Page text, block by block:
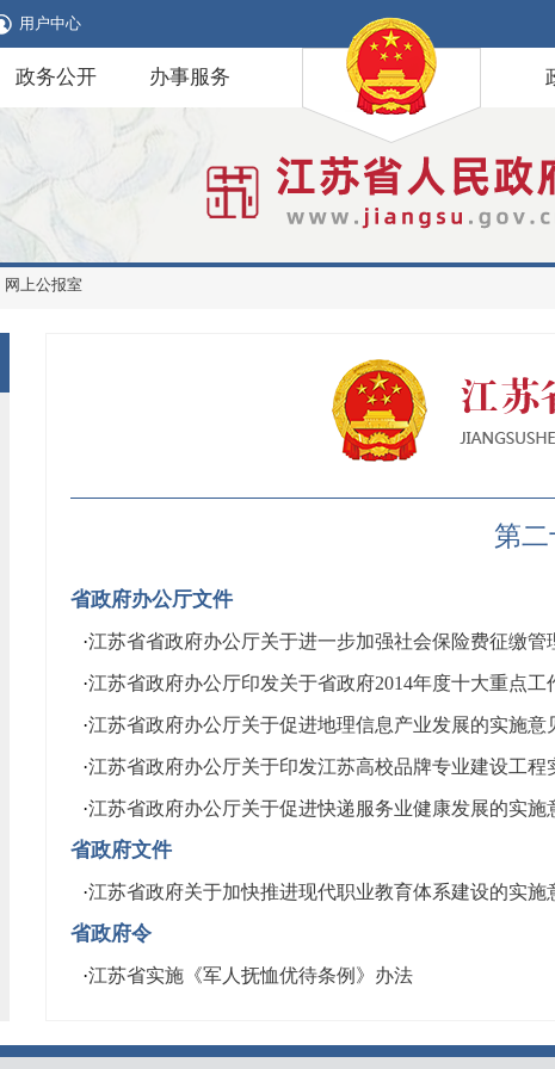
用户中心
政务公开 办事服务
网上公报室
第二
省政府办公厅文件
·江苏省省政府办公厅关于进一步加强社会保险费征缴管
·江苏省政府办公厅印发关于省政府2014年度十大重点
·江苏省政府办公厅关于促进地理信息产业发展的实施意
·江苏省政府办公厅关于印发江苏高校品牌专业建设工程
·江苏省政府办公厅关于促进快递服务业健康发展的实施
省政府文件
·江苏省政府关于加快推进现代职业教育体系建设的实施
省政府令
·江苏省实施《军人抚恤优待条例》办法